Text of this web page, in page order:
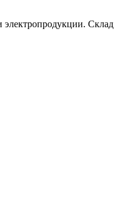
электропродукции. Склад